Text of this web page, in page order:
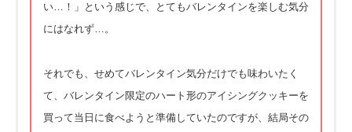
い…！」という感じで、とてもバレンタインを楽しむ気分
にはなれず…。
それでも、せめてバレンタイン気分だけでも味わいたく
て、バレンタイン限定のハート形のアイシングクッキーを
買って当日に食べようと準備していたのですが、結局その